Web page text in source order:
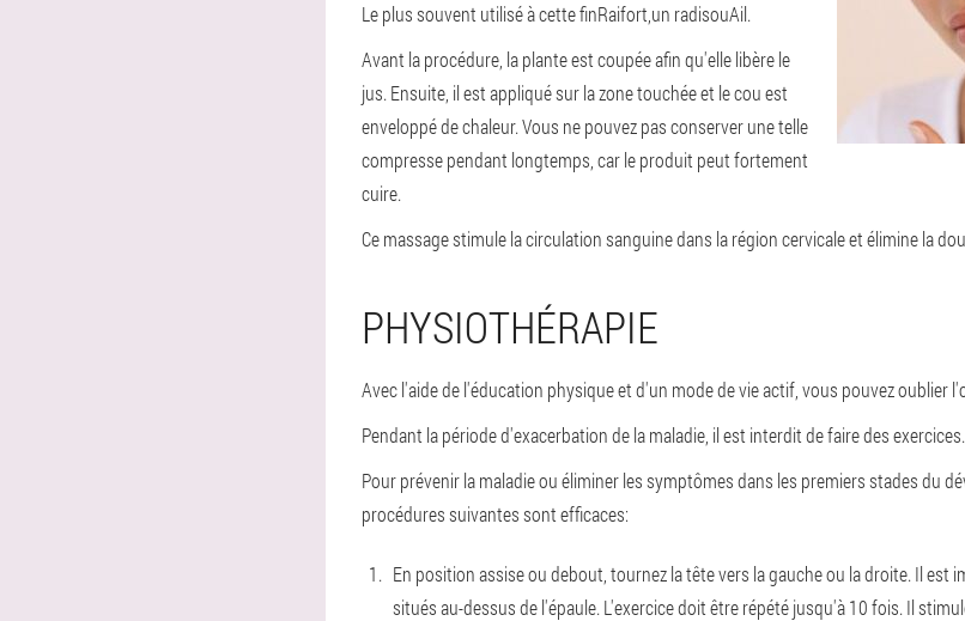
Le plus souvent utilisé à cette finRaifort un radisouAil.
Avant la procédure, la plante est coupée afin qu'elle libère le
jus. Ensuite, il est appliqué sur la zone touchée et le cou est
enveloppé de chaleur. Vous ne pouvez pas conserver une telle
compresse pendant longtemps, car le produit peut fortement
cuire.
Ce massage stimule la circulation sanguine dans la région cervicale et élimine la
PHYSIOTHÉRAPIE
Avec l'aide de l'éducation physique et d'un mode de vie actif, vous pouvez oublier
Pendant la période d'exacerbation de la maladie, il est interdit de faire des exercices.
Pour prévenir la maladie ou éliminer les symptômes dans les premiers stades du
procédures suivantes sont efficaces:
En position assise ou debout, tournez la tête vers la gauche ou la droite. Il est
situés au-dessus de l'épaule. L'exercice doit être répété jusqu'à 10 fois. Il